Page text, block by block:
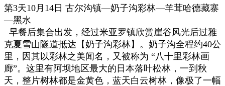
第3天10月14日 古尔沟镇—奶子沟彩林—羊茸哈德藏寨
—黑水
早餐后集合出发，经过米亚罗镇欣赏崖谷风光后过雅
克夏雪山隧道抵达【奶子沟彩林】。奶子沟全程约40公
里，因其以彩林之美闻名，又被称为 “八十里彩林画
廊”。这里有阿坝地区最大的日本落叶松林，一到秋
天，整片树林都是金黄色，蓝天白云树林，像极了一幅